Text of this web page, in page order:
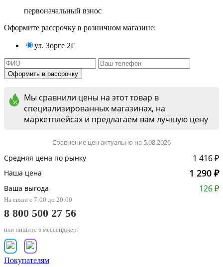
первоначальный взнос
Оформите рассрочку в розничном магазине:
ул. Зорге 2Г
Мы сравнили цены на этот товар в
специализированных магазинах, на
маркетплейсах и предлагаем вам лучшую цену
Сравнение цен актуально на 5.08.2026
Средняя цена по рынку 1 416 ₽
Наша цена 1 290 ₽
Ваша выгода 126 ₽
На связи с 7:00 до 20:00
8 800 500 27 56
или пишите в мессенджер:
Покупателям